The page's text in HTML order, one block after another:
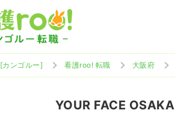
ンゴルー] 看護roo! 転職 大阪府
YOUR FACE OSAKA